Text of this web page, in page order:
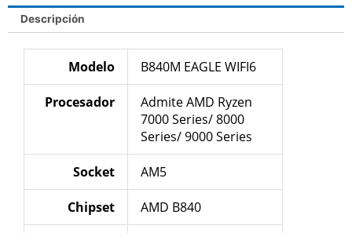
Descripción
Modelo B840M EAGLE WIFI6
Procesador
Admite AMD Ryzen
7000 Series/ 8000
Series/ 9000 Series
Socket AM5
Chipset AMD B840